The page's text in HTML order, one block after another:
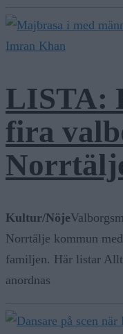
Imran Khan
LISTA:
fira
Kultur/Nöje
Norrtälje kommun
familjen. Här listar
anordnas